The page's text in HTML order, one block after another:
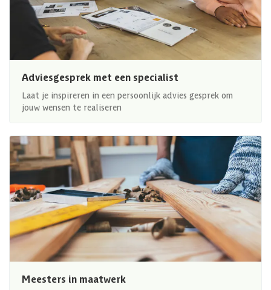
Adviesgesprek met een specialist
Laat je inspireren in een persoonlijk advies gesprek om
jouw wensen te realiseren
Meesters in maatwerk